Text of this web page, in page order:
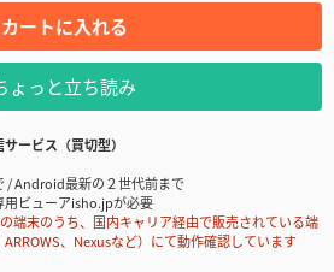
カートに入れる
ょっと立ち読み
ービス（買切型）
/ Android最新の２世代前まで
ビューアisho.jpが必要
末のうち、国内キャリア経由で販売されている端
、Nexusなど）にて動作確認しています